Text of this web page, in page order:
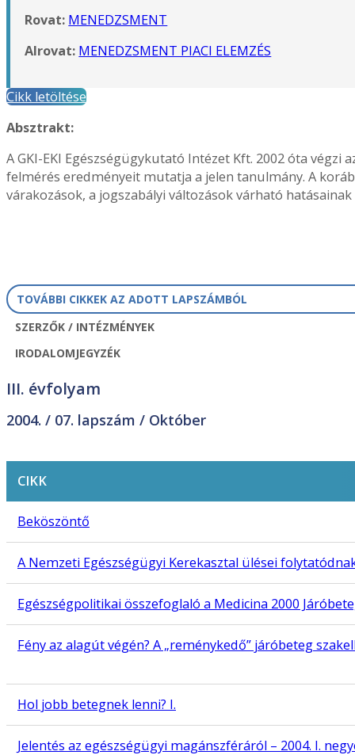
Rovat: MENEDZSMENT
Alrovat: MENEDZSMENT PIACI ELEMZÉS
Cikk letöltése
Absztrakt:
A GKI-EKI Egészségügykutató Intézet Kft. 2002 óta
felmérés eredményeit mutatja a jelen tanulmány. A
várakozások, a jogszabályi változások várható
TOVÁBBI CIKKEK AZ ADOTT LAPSZÁMBÓL
SZERZŐK / INTÉZMÉNYEK
IRODALOMJEGYZÉK
III. évfolyam
2004. / 07. lapszám / Október
CIKK
Beköszöntő
A Nemzeti Egészségügyi Kerekasztal ülései
Egészségpolitikai összefoglaló a Medicina 2000
Fény az alagút végén? A „reménykedő” járóbeteg
Hol jobb betegnek lenni? I.
Jelentés az egészségügyi magánszféráról – 2004. I.